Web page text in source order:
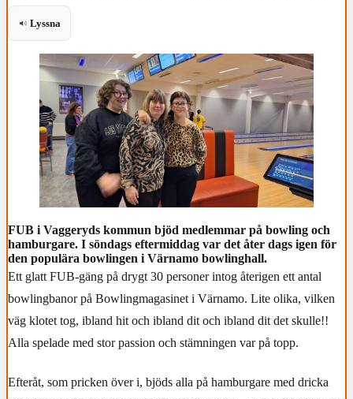
Lyssna
FUB i Vaggeryds kommun bjöd medlemmar på bowling och
hamburgare. I söndags eftermiddag var det åter dags igen för
den populära bowlingen i Värnamo bowlinghall.
Ett glatt FUB-gäng på drygt 30 personer intog återigen ett antal
bowlingbanor på Bowlingmagasinet i Värnamo. Lite olika, vilken
väg klotet tog, ibland hit och ibland dit och ibland dit det skulle!!
Alla spelade med stor passion och stämningen var på topp.
Efteråt, som pricken över i, bjöds alla på hamburgare med dricka